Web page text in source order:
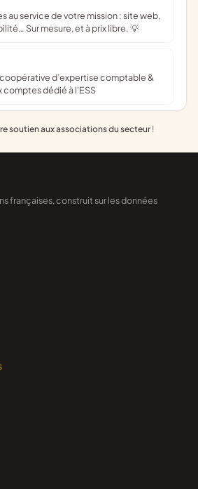
Sur mesure, et à prix libre. 💡
comptes dédié à l'ESS
soutien aux associations du secteur !